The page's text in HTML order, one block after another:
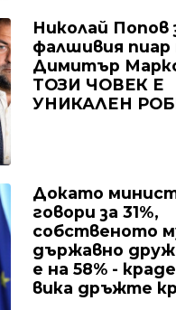
Николай Попов
фалшивия пиар
Димитър
ТОЗИ ЧОВЕК Е
УНИКАЛЕН
Докато
говори за 31%,
собственото
държавно
е на 58% -
вика дръжте